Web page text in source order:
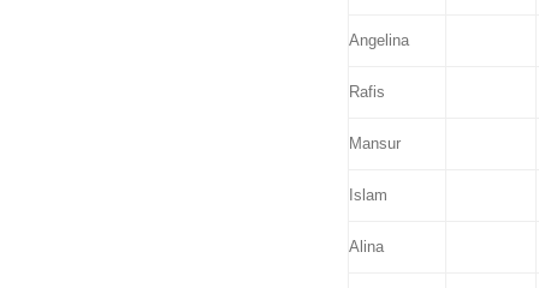
Angelina
Rafis
Mansur
Islam
Alina